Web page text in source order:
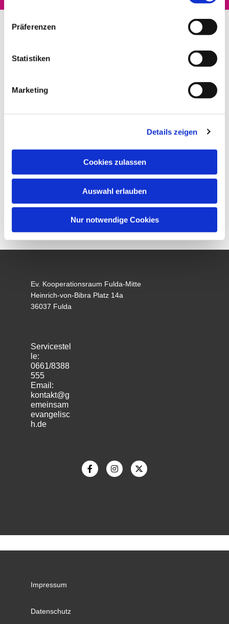
Präferenzen
Statistiken
Marketing
Details zeigen
Cookies zulassen
Auswahl erlauben
Nur notwendige Cookies
Ev. Kooperationsraum Fulda-Mitte
Heinrich-von-Bibra Platz 14a
36037 Fulda
Servicestel
le:
0661/8388
555
Email:
kontakt@g
emeinsam
evangelisc
h.de
Impressum
Datenschutz